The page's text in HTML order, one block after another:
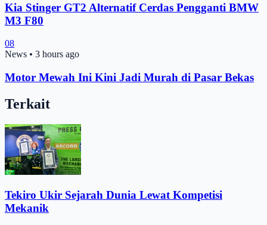
Kia Stinger GT2 Alternatif Cerdas Pengganti BMW
M3 F80
08
News • 3 hours ago
Motor Mewah Ini Kini Jadi Murah di Pasar Bekas
Terkait
Tekiro Ukir Sejarah Dunia Lewat Kompetisi
Mekanik